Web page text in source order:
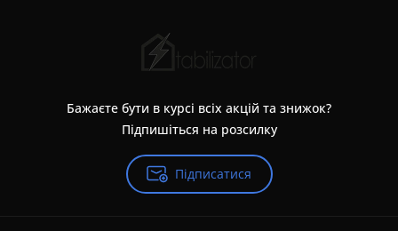
Бажаєте бути в курсі всіх акцій та знижок?
Підпишіться на розсилку
Підписатися